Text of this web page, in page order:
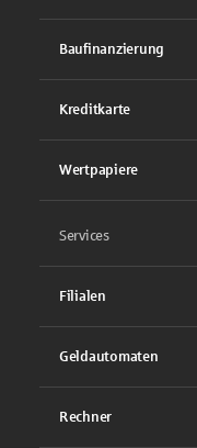
Baufinanzierung
Kreditkarte
Wertpapiere
Services
Filialen
Geldautomaten
Rechner